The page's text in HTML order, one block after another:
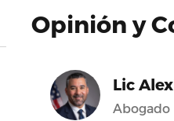
Opinión y
Lic
Abogado